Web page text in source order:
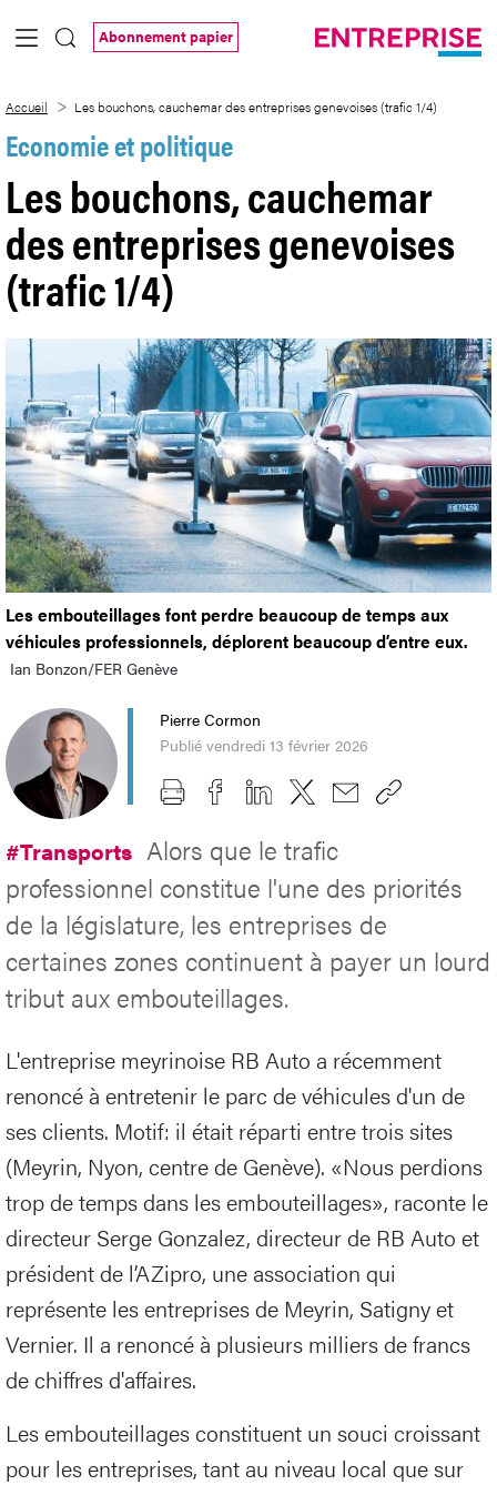
Saut au contenu principal
Abonnement papier
Accueil Les bouchons, cauchemar des entreprises genevoises (trafic 1/4)
Economie et politique
Les bouchons, cauchemar
des entreprises genevoises
(trafic 1/4)
Les embouteillages font perdre beaucoup de temps aux
véhicules professionnels, déplorent beaucoup d’entre eux.
Ian Bonzon/FER Genève
Pierre Cormon
Publié vendredi 13 février 2026
#Transports Alors que le trafic
professionnel constitue l'une des priorités
de la législature, les entreprises de
certaines zones continuent à payer un lourd
tribut aux embouteillages.
L'entreprise meyrinoise RB Auto a récemment
renoncé à entretenir le parc de véhicules d'un de
ses clients. Motif: il était réparti entre trois sites
(Meyrin, Nyon, centre de Genève). «Nous perdions
trop de temps dans les embouteillages», raconte le
directeur Serge Gonzalez, directeur de RB Auto et
président de l’AZipro, une association qui
représente les entreprises de Meyrin, Satigny et
Vernier. Il a renoncé à plusieurs milliers de francs
de chiffres d'affaires.
Les embouteillages constituent un souci croissant
pour les entreprises, tant au niveau local que sur